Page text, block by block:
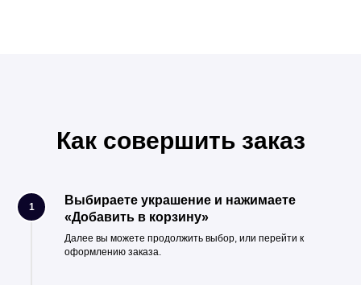
Как совершить заказ
1
Выбираете украшение и нажимаете
«Добавить в корзину»
Далее вы можете продолжить выбор, или перейти к
оформлению заказа.